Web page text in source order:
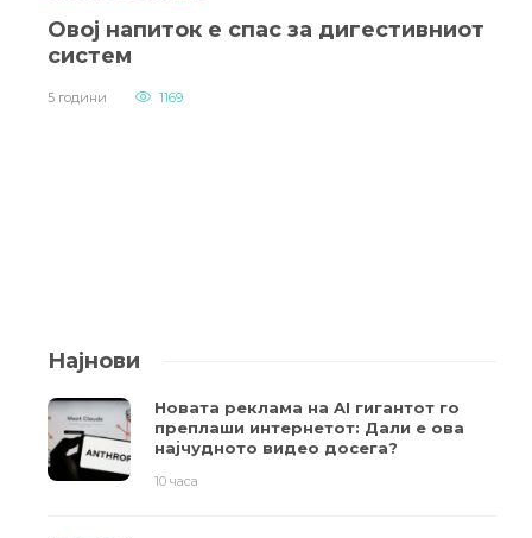
Овој напиток е спас за дигестивниот
систем
5 години 1169
Најнови
Новата реклама на AI гигантот го
преплаши интернетот: Дали е ова
најчудното видео досега?
10 часа